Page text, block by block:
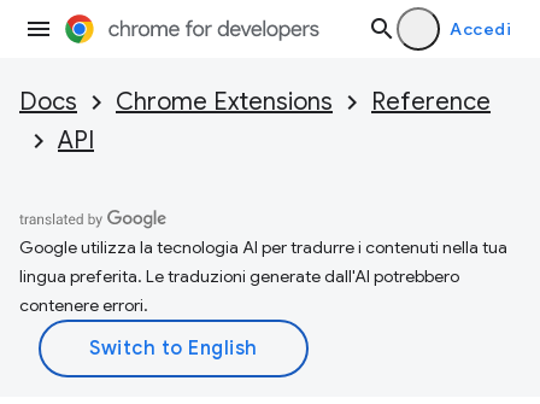
Accedi
Docs Chrome Extensions
Reference
API
Google utilizza la tecnologia AI per tradurre i contenuti nella tua
lingua preferita. Le traduzioni generate dall'AI potrebbero
contenere errori.